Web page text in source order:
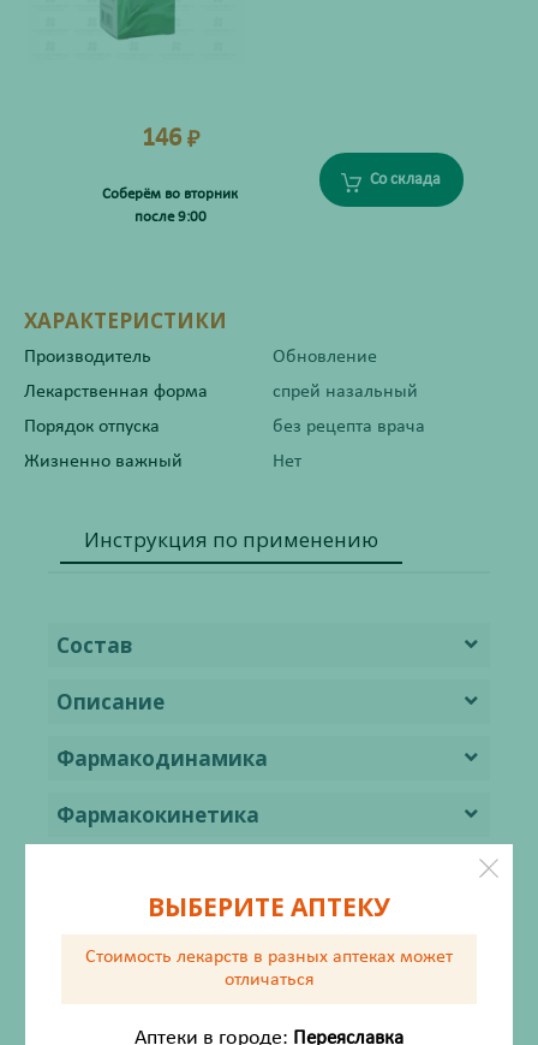
146 ₽
Соберём во вторник
после 9:00
Со склада
ХАРАКТЕРИСТИКИ
Производитель
Обновление
Лекарственная форма
спрей назальный
Порядок отпуска
без рецепта врача
Жизненно важный
Нет
Инструкция по применению
Состав
Описание
Фармакодинамика
Фармакокинетика
Применение при беременности и в
период грудного вскармливания
ВЫБЕРИТЕ АПТЕКУ
Стоимость лекарств в разных аптеках может
отличаться
Аптеки в городе: Переяславка